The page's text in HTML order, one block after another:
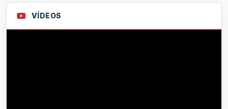
VÍDEOS